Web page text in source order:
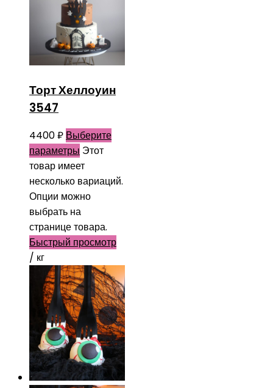
Торт Хеллоуин
3547
4400₽ Выберите
параметры Этот
товар имеет
несколько вариаций.
Опции можно
выбрать на
странице товара.
Быстрый просмотр
/ кг